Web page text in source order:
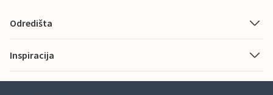
Odredišta
Inspiracija